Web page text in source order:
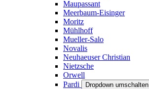
Maupassant
Meerbaum-Eisinger
Moritz
Mühlhoff
Mueller-Salo
Novalis
Neuhaeuser Christian
Nietzsche
Orwell
Pardi
Dropdown umschalten